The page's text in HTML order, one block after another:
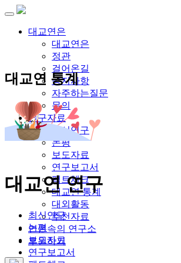
대교연은
대교연은
정관
걸어온길
공지사항
자주하는질문
문의
연구자료
최신연구
논평
보도자료
연구보고서
팩트체크
대교연 통계
대외활동
추천자료
언론속의 연구소
후원하기
대교연 통계
대교연 연구
최신연구
논평
보도자료
연구보고서